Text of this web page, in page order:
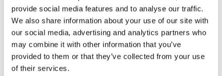
provide social media features and to analyse our traffic.
We also share information about your use of our site with
our social media, advertising and analytics partners who
may combine it with other information that you’ve
provided to them or that they’ve collected from your use
of their services.
conservan, además del mobiliario original de la época,
libros, documentos y autógrafos, donados a la ciudad
por el poeta y su hermana Ines.
El Museo Marítimo es único en Italia. Tiene una sección
en tierra firme y otra es completamente flotante. En la
parte flotante hay 11 barcos con velas que se izan
diariamente en verano.